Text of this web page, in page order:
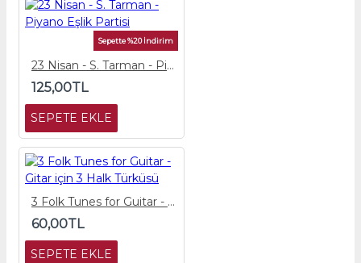
Sepette %20 İndirim
23 Nisan - S. Tarman - Piyano Eşlik Partisi
125,00TL
SEPETE EKLE
3 Folk Tunes for Guitar - Gitar için 3 Halk Türküsü
60,00TL
SEPETE EKLE